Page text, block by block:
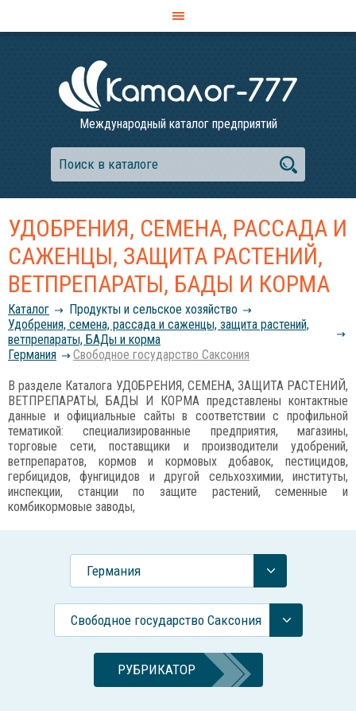
Международный каталог предприятий
УДОБРЕНИЯ, СЕМЕНА, РАССАДА И
САЖЕНЦЫ, ЗАЩИТА РАСТЕНИЙ,
ВЕТПРЕПАРАТЫ, БАДЫ И КОРМА
Каталог
Продукты и сельское хозяйство
Удобрения, семена, рассада и саженцы, защита растений,
ветпрепараты, БАДы и корма
Германия
Свободное государство Саксония
В разделе Каталога УДОБРЕНИЯ, СЕМЕНА, ЗАЩИТА РАСТЕНИЙ,
ВЕТПРЕПАРАТЫ, БАДЫ И КОРМА представлены контактные
данные и официальные сайты в соответствии с профильной
тематикой: специализированные предприятия, магазины,
торговые сети, поставщики и производители удобрений,
ветпрепаратов, кормов и кормовых добавок, пестицидов,
гербицидов, фунгицидов и другой сельхозхимии, институты,
инспекции, станции по защите растений, семенные и
комбикормовые заводы,
Германия
Свободное государство Саксония
РУБРИКАТОР